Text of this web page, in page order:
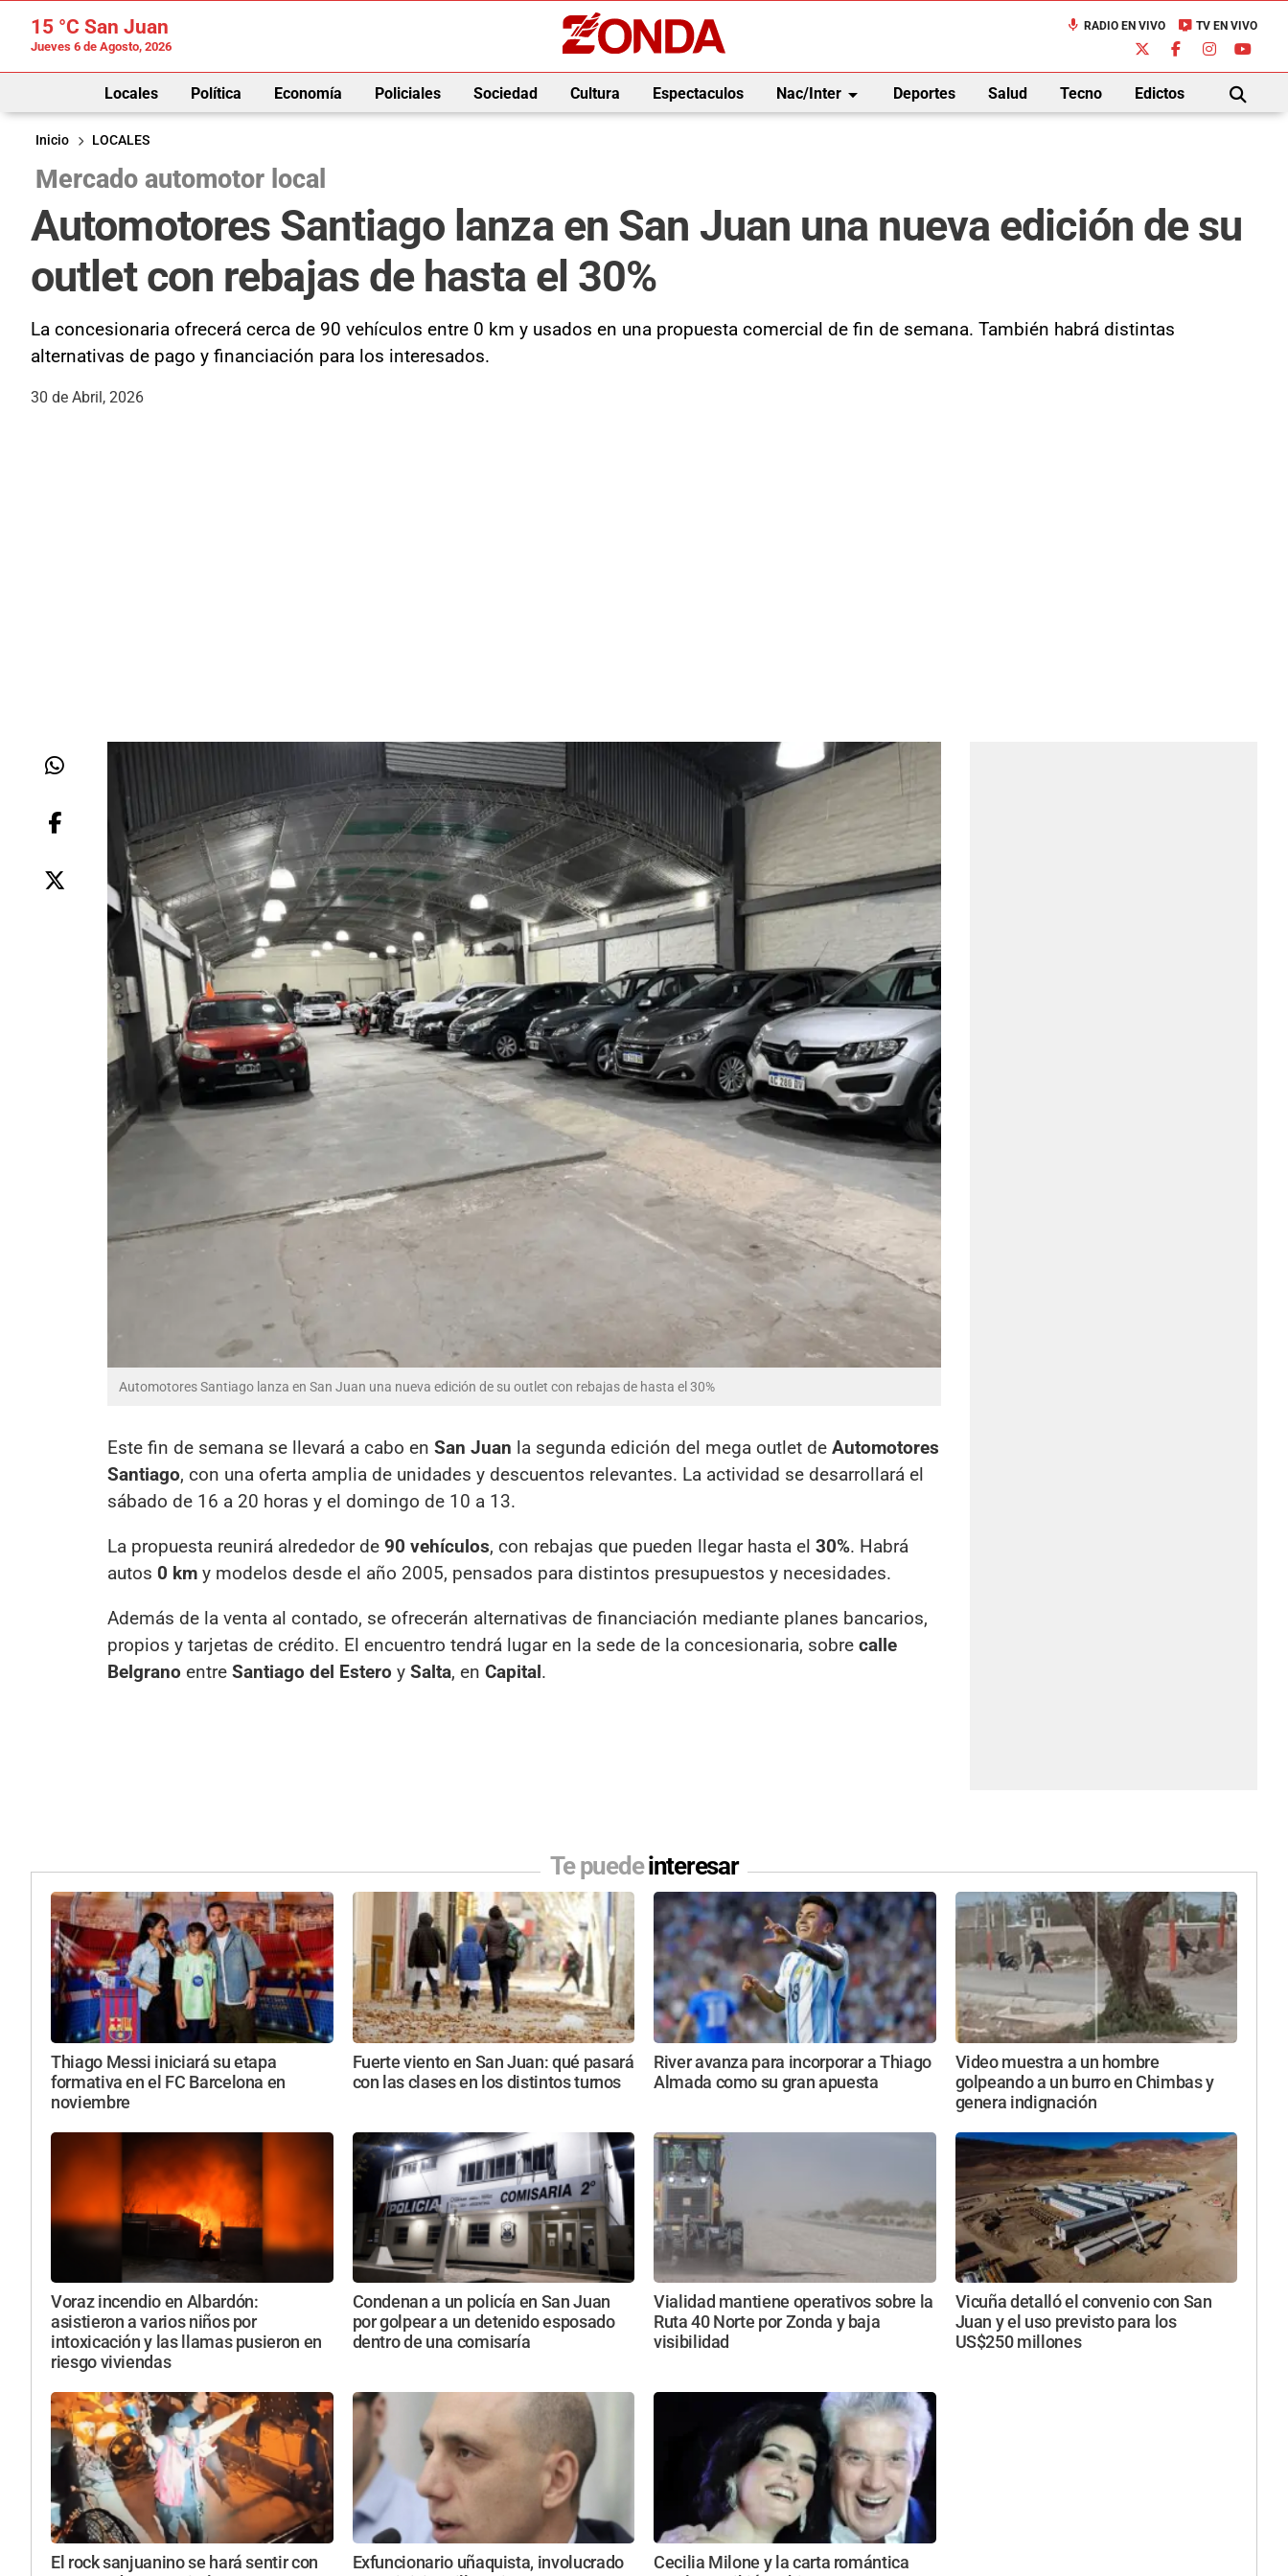
15 °C San Juan
Jueves 6 de Agosto, 2026
mic RADIO EN VIVO live_tv TV EN VIVO
Locales Política Economía Policiales Sociedad Cultura Espectaculos Nac/Interarrow_drop_down Deportes Salud Tecno Edictos
BUSCAR
Inicio
LOCALES
Mercado automotor local
Automotores Santiago lanza en San Juan una nueva edición de su
outlet con rebajas de hasta el 30%
La concesionaria ofrecerá cerca de 90 vehículos entre 0 km y usados en una propuesta comercial de fin de semana. También habrá distintas
alternativas de pago y financiación para los interesados.
30 de Abril, 2026
Automotores Santiago lanza en San Juan una nueva edición de su outlet con rebajas de hasta el 30%
Este fin de semana se llevará a cabo en San Juan la segunda edición del mega outlet de Automotores
Santiago, con una oferta amplia de unidades y descuentos relevantes. La actividad se desarrollará el
sábado de 16 a 20 horas y el domingo de 10 a 13.
La propuesta reunirá alrededor de 90 vehículos, con rebajas que pueden llegar hasta el 30%. Habrá
autos 0 km y modelos desde el año 2005, pensados para distintos presupuestos y necesidades.
Además de la venta al contado, se ofrecerán alternativas de financiación mediante planes bancarios,
propios y tarjetas de crédito. El encuentro tendrá lugar en la sede de la concesionaria, sobre calle
Belgrano entre Santiago del Estero y Salta, en Capital.
Te puedeinteresar
Thiago Messi iniciará su etapa
formativa en el FC Barcelona en
noviembre
Fuerte viento en San Juan: qué pasará
con las clases en los distintos turnos
River avanza para incorporar a Thiago
Almada como su gran apuesta
Video muestra a un hombre
golpeando a un burro en Chimbas y
genera indignación
Voraz incendio en Albardón:
asistieron a varios niños por
intoxicación y las llamas pusieron en
riesgo viviendas
Condenan a un policía en San Juan
por golpear a un detenido esposado
dentro de una comisaría
Vialidad mantiene operativos sobre la
Ruta 40 Norte por Zonda y baja
visibilidad
Vicuña detalló el convenio con San
Juan y el uso previsto para los
US$250 millones
El rock sanjuanino se hará sentir con
Exfuncionario uñaquista, involucrado
Cecilia Milone y la carta romántica